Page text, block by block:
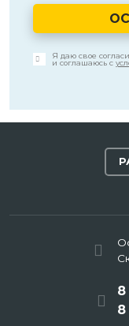
Я даю свое
и соглашаюсь с
8
8